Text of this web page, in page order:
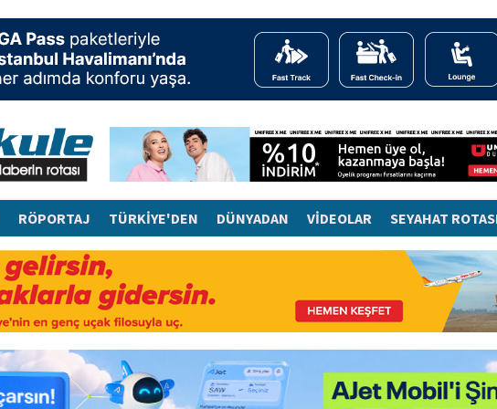
RÖPORTAJ TÜRKİYE'DEN DÜNYADAN VİDEOLAR SEYAHAT